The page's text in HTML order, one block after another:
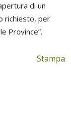
di un
richiesto, per
Province”.
Stampa